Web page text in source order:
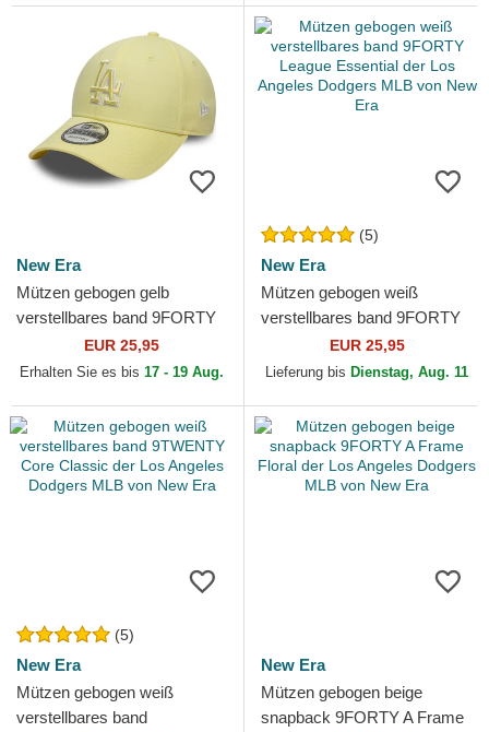
New Era
Mützen gebogen gelb
verstellbares band 9FORTY
Team Outline der Los
Angeles Dodgers MLB von
EUR 25,95
Erhalten Sie es bis 17 - 19 Aug.
(5)
New Era
Mützen gebogen weiß
verstellbares band 9FORTY
League Essential der Los
Angeles Dodgers MLB von...
EUR 25,95
Lieferung bis Dienstag, Aug. 11
(5)
New Era
Mützen gebogen weiß
verstellbares band
New Era
Mützen gebogen beige
snapback 9FORTY A Frame